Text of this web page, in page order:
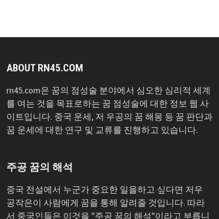
ABOUT RN45.COM
rn45.com은 꿈의 점성술 분야에서 심오한 심리적 세계
를 여는 것을 목표로하는 꿈 점성술에 대한 정보 웹 사
이트입니다. 중국 운세, 저 우공의 꿈 해몽 등 꿈 판단과
꿈 운세에 대한 연구 및 교류를 진행하고 있습니다.
주공 꿈의 해석
중국 전설에서 누군가 중요한 일을하고 싶다면 저우
공작은이 사람에게 꿈을 통해 알려줄 것입니다. 따라
서 중국인들은 이것을 "주공 꿈의 해석"이라고 부릅니